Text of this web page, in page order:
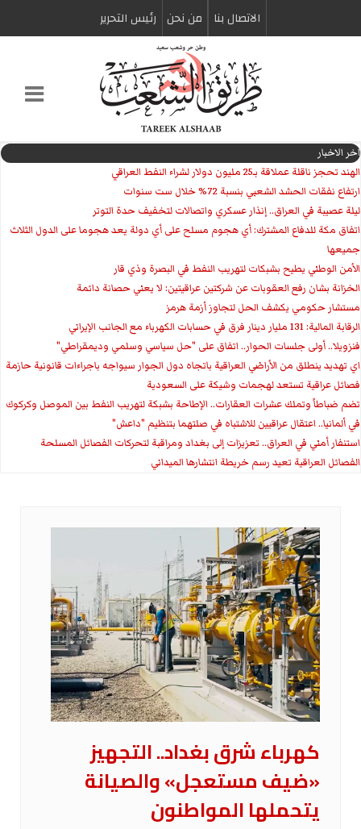
الاتصال بنا من نحن رئیس التحریر
اخر الاخبار
الهند تحجز ناقلة عملاقة بـ25 مليون دولار لشراء النفط العراقي
ارتفاع نفقات الحشد الشعبي بنسبة 72% خلال ست سنوات
ليلة عصيبة في العراق.. إنذار عسكري واتصالات لتخفيف حدة التوتر
‏اتفاق مكة للدفاع المشترك: أي هجوم مسلح على أي دولة يعد هجوما على الدول الثلاث
جميعها
الأمن الوطني يطيح بشبكات لتهريب النفط في البصرة وذي قار
الخزانة بشان رفع العقوبات عن شركتين عراقيتين: لا يعني حصانة دائمة
مستشار حكومي يكشف الحل لتجاوز أزمة هرمز
الرقابة المالية: 131 مليار دينار فرق في حسابات الكهرباء مع الجانب الإيراني
فنزويلا.. أولى جلسات الحوار.. اتفاق على "حل سياسي وسلمي وديمقراطي"
اي تهديد ينطلق من الأراضي العراقية باتجاه دول الجوار سيواجه باجراءات قانونية حازمة
فصائل عراقية تستعد لهجمات وشيكة على السعودية
تضم ضباطاً وتملك عشرات العقارات.. الإطاحة بشبكة لتهريب النفط بين الموصل وكركوك
في ألمانيا.. اعتقال عراقيين للاشتباه في صلتهما بتنظيم "داعش"
استنفار أمني في العراق.. تعزيزات إلى بغداد ومراقبة لتحركات الفصائل المسلحة
الفصائل العراقية تعيد رسم خريطة انتشارها الميداني
كهرباء شرق بغداد.. التجهيز
«ضيف مستعجل» والصيانة
يتحملها المواطنون